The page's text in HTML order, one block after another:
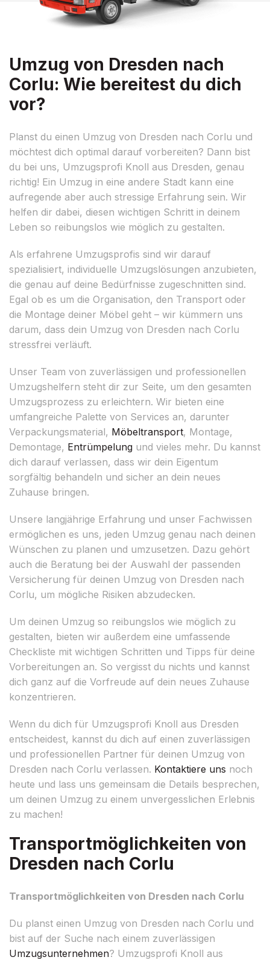
Umzug von Dresden nach
Corlu: Wie bereitest du dich
vor?
Planst du einen Umzug von Dresden nach Corlu und
möchtest dich optimal darauf vorbereiten? Dann bist
du bei uns, Umzugsprofi Knoll aus Dresden, genau
richtig! Ein Umzug in eine andere Stadt kann eine
aufregende aber auch stressige Erfahrung sein. Wir
helfen dir dabei, diesen wichtigen Schritt in deinem
Leben so reibungslos wie möglich zu gestalten.
Als erfahrene Umzugsprofis sind wir darauf
spezialisiert, individuelle Umzugslösungen anzubieten,
die genau auf deine Bedürfnisse zugeschnitten sind.
Egal ob es um die Organisation, den Transport oder
die Montage deiner Möbel geht – wir kümmern uns
darum, dass dein Umzug von Dresden nach Corlu
stressfrei verläuft.
Unser Team von zuverlässigen und professionellen
Umzugshelfern steht dir zur Seite, um den gesamten
Umzugsprozess zu erleichtern. Wir bieten eine
umfangreiche Palette von Services an, darunter
Verpackungsmaterial, Möbeltransport, Montage,
Demontage, Entrümpelung und vieles mehr. Du kannst
dich darauf verlassen, dass wir dein Eigentum
sorgfältig behandeln und sicher an dein neues
Zuhause bringen.
Unsere langjährige Erfahrung und unser Fachwissen
ermöglichen es uns, jeden Umzug genau nach deinen
Wünschen zu planen und umzusetzen. Dazu gehört
auch die Beratung bei der Auswahl der passenden
Versicherung für deinen Umzug von Dresden nach
Corlu, um mögliche Risiken abzudecken.
Um deinen Umzug so reibungslos wie möglich zu
gestalten, bieten wir außerdem eine umfassende
Checkliste mit wichtigen Schritten und Tipps für deine
Vorbereitungen an. So vergisst du nichts und kannst
dich ganz auf die Vorfreude auf dein neues Zuhause
konzentrieren.
Wenn du dich für Umzugsprofi Knoll aus Dresden
entscheidest, kannst du dich auf einen zuverlässigen
und professionellen Partner für deinen Umzug von
Dresden nach Corlu verlassen. Kontaktiere uns noch
heute und lass uns gemeinsam die Details besprechen,
um deinen Umzug zu einem unvergesslichen Erlebnis
zu machen!
Transportmöglichkeiten von
Dresden nach Corlu
Transportmöglichkeiten von Dresden nach Corlu
Du planst einen Umzug von Dresden nach Corlu und
bist auf der Suche nach einem zuverlässigen
Umzugsunternehmen? Umzugsprofi Knoll aus